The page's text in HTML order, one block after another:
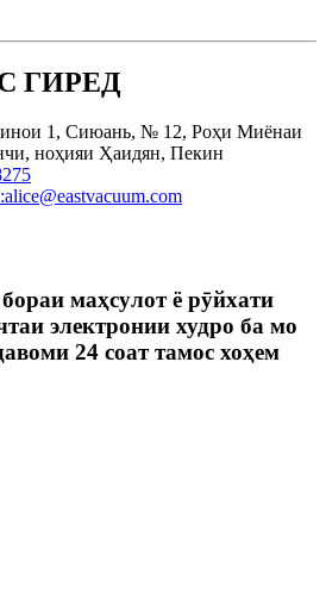
ГИРЕД
1, Сиюань, № 12, Роҳи Миёнаи
ноҳияи Ҳаидян, Пекин
alice@eastvacuum.com
маҳсулот ё рӯйхати
электронии худро ба мо
24 соат тамос хоҳем